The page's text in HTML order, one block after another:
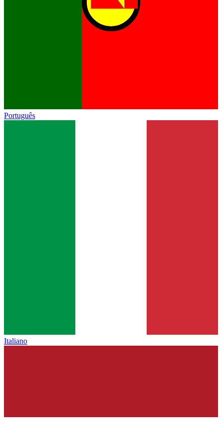
Português
Italiano